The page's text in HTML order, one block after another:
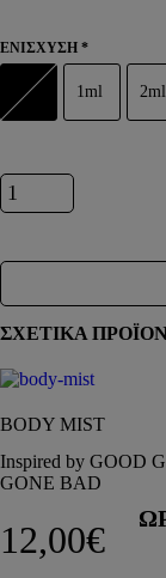
DEPOT
HOROMIA
SPECIAL
ΕΝΙΣΧΥΣΗ *
1ml 2ml
Inspired by GOOD
ΣΧΕΤΙΚΑ
BODY MIST
Inspired by GOOD
GONE BAD
12,00€